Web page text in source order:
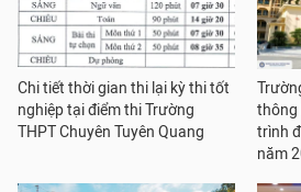
Chi tiết thời gian thi lại kỳ thi tốt
nghiệp tại điểm thi Trường
THPT Chuyên Tuyên Quang
thông
trình
năm